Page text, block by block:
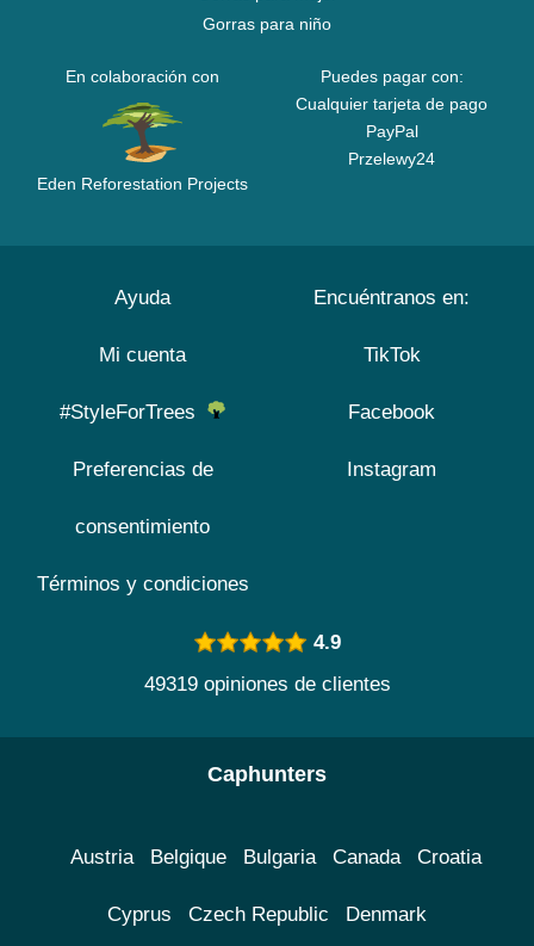
Gorras para niño
En colaboración con
Eden Reforestation Projects
Puedes pagar con:
Cualquier tarjeta de pago
PayPal
Przelewy24
Ayuda
Mi cuenta
#StyleForTrees
Preferencias de
consentimiento
Términos y condiciones
Encuéntranos en:
TikTok
Facebook
Instagram
4.9
49319 opiniones de clientes
Caphunters
Austria Belgique Bulgaria Canada Croatia
Cyprus Czech Republic Denmark